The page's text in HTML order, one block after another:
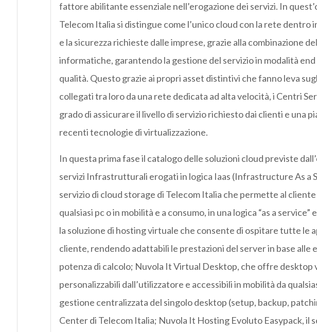
fattore abilitante essenziale nell’erogazione dei servizi. In
Telecom Italia si distingue come l’unico cloud con la rete dentro
e la sicurezza richieste dalle imprese, grazie alla combinazione
informatiche, garantendo la gestione del servizio in modalità
qualità. Questo grazie ai propri asset distintivi che fanno leva
collegati tra loro da una rete dedicata ad alta velocità, i Centri
grado di assicurare il livello di servizio richiesto dai clienti e una
recenti tecnologie di virtualizzazione.
In questa prima fase il catalogo delle soluzioni cloud previste
servizi Infrastrutturali erogati in logica Iaas (Infrastructure As a
servizio di cloud storage di Telecom Italia che permette al
qualsiasi pc o in mobilità e a consumo, in una logica “as a service”
la soluzione di hosting virtuale che consente di ospitare tutte le
cliente, rendendo adattabili le prestazioni del server in base alle
potenza di calcolo; Nuvola It Virtual Desktop, che offre
personalizzabili dall’utilizzatore e accessibili in mobilità da
gestione centralizzata del singolo desktop (setup, backup,
Center di Telecom Italia; Nuvola It Hosting Evoluto Easypack, il